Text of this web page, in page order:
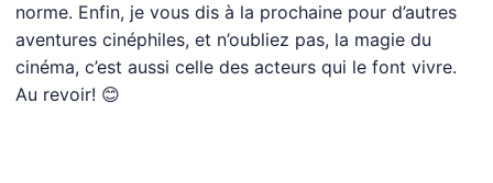
norme. Enfin, je vous dis à la prochaine pour d’autres
aventures cinéphiles, et n’oubliez pas, la magie du
cinéma, c’est aussi celle des acteurs qui le font vivre.
Au revoir! 😊